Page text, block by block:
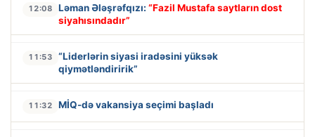
12:08 Ləman Ələşrəfqızı: “Fazil Mustafa saytların dost
siyahısındadır”
11:53
“Liderlərin siyasi iradəsini yüksək
qiymətləndiririk”
11:32 MİQ-də vakansiya seçimi başladı